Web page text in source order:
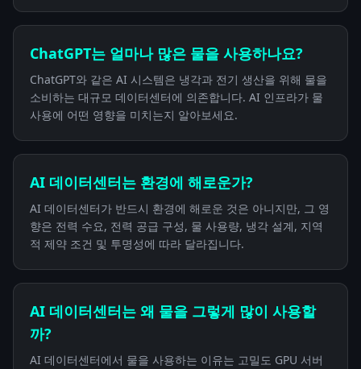
ChatGPT는 얼마나 많은 물을 사용하나요?
ChatGPT와 같은 AI 시스템은 냉각과 전기 생산을 위해 물을
소비하는 대규모 데이터센터에 의존합니다. AI 인프라가 물
사용에 어떤 영향을 미치는지 알아보세요.
AI 데이터센터는 환경에 해로운가?
AI 데이터센터가 반드시 환경에 해로운 것은 아니지만, 그 영
향은 전력 수요, 전력 공급 구성, 물 사용량, 냉각 설계, 지역
적 제약 조건 및 투명성에 따라 달라집니다.
AI 데이터센터는 왜 물을 그렇게 많이 사용할
까?
AI 데이터센터에서 물을 사용하는 이유는 고밀도 GPU 서버